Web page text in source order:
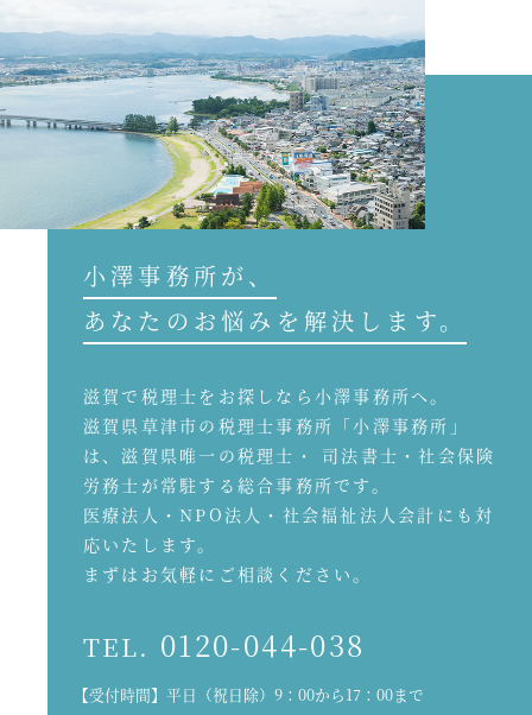
小澤事務所が、
あなたのお悩みを解決します。
滋賀で税理士をお探しなら小澤事務所へ。
滋賀県草津市の税理士事務所「小澤事務所」
は、滋賀県唯一の税理士・ 司法書士・社会保険
労務士が常駐する総合事務所です。
医療法人・NPO法人・社会福祉法人会計にも対
応いたします。
まずはお気軽にご相談ください。
TEL. 0120-044-038
【受付時間】平日（祝日除）9：00から17：00まで